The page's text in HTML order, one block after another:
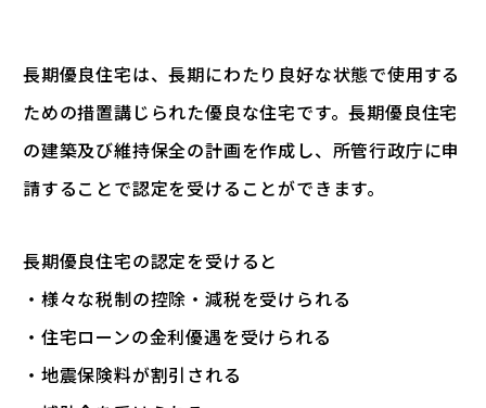
長期優良住宅は、長期にわたり良好な状態で使用する
ための措置講じられた優良な住宅です。長期優良住宅
の建築及び維持保全の計画を作成し、所管行政庁に申
請することで認定を受けることができます。
長期優良住宅の認定を受けると
・様々な税制の控除・減税を受けられる
・住宅ローンの金利優遇を受けられる
・地震保険料が割引される